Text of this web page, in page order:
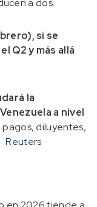
a dos.
si se
Q2 y más allá
la
a nivel
pagos, diluyentes,
Reuters